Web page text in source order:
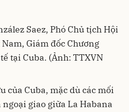
Saez, Phó Chủ tịch Hội
Giám đốc Chương
tại Cuba. (Ảnh: TTXVN
của Cuba, mặc dù các mối
giao giữa La Habana